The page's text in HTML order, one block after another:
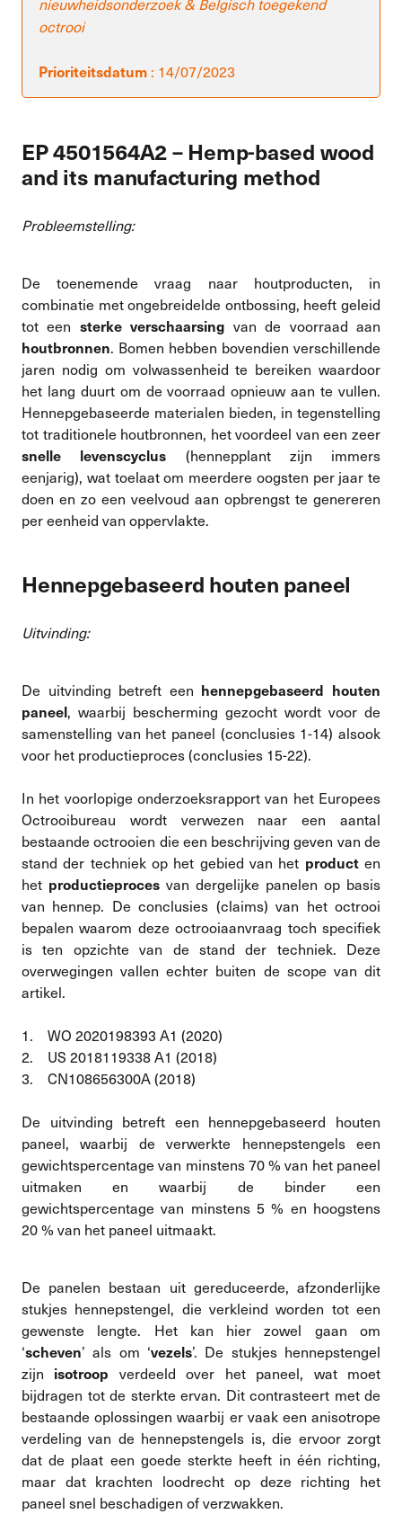
octrooi
Prioriteitsdatum : 14/07/2023
EP 4501564A2 – Hemp-based wood
and its manufacturing method
Probleemstelling:
De toenemende vraag naar houtproducten, in
combinatie met ongebreidelde ontbossing, heeft geleid
tot een sterke verschaarsing van de voorraad aan
houtbronnen. Bomen hebben bovendien verschillende
jaren nodig om volwassenheid te bereiken waardoor
het lang duurt om de voorraad opnieuw aan te vullen.
Hennepgebaseerde materialen bieden, in tegenstelling
tot traditionele houtbronnen, het voordeel van een zeer
snelle levenscyclus (hennepplant zijn immers
eenjarig), wat toelaat om meerdere oogsten per jaar te
doen en zo een veelvoud aan opbrengst te genereren
per eenheid van oppervlakte.
Hennepgebaseerd houten paneel
Uitvinding:
De uitvinding betreft een hennepgebaseerd houten
paneel, waarbij bescherming gezocht wordt voor de
samenstelling van het paneel (conclusies 1-14) alsook
voor het productieproces (conclusies 15-22).
In het voorlopige onderzoeksrapport van het Europees
Octrooibureau wordt verwezen naar een aantal
bestaande octrooien die een beschrijving geven van de
stand der techniek op het gebied van het producten
het productieproces van dergelijke panelen op basis
van hennep. De conclusies (claims) van het octrooi
bepalen waarom deze octrooiaanvraag toch specifiek
is ten opzichte van de stand der techniek. Deze
overwegingen vallen echter buiten de scope van dit
artikel.
1. WO 2020198393 A1 (2020)
2. US 2018119338 A1 (2018)
3. CN108656300A (2018)
De uitvinding betreft een hennepgebaseerd houten
paneel, waarbij de verwerkte hennepstengels een
gewichtspercentage van minstens 70 % van het paneel
uitmaken en waarbij de binder een
gewichtspercentage van minstens 5 % en hoogstens
20 % van het paneel uitmaakt.
De panelen bestaan uit gereduceerde, afzonderlijke
stukjes hennepstengel, die verkleind worden tot een
gewenste lengte. Het kan hier zowel gaan om
‘scheven’ als om ‘vezels’. De stukjes hennepstengel
zijn isotroop verdeeld over het paneel, wat moet
bijdragen tot de sterkte ervan. Dit contrasteert met de
bestaande oplossingen waarbij er vaak een anisotrope
verdeling van de hennepstengels is, die ervoor zorgt
dat de plaat een goede sterkte heeft in één richting,
maar dat krachten loodrecht op deze richting het
paneel snel beschadigen of verzwakken.